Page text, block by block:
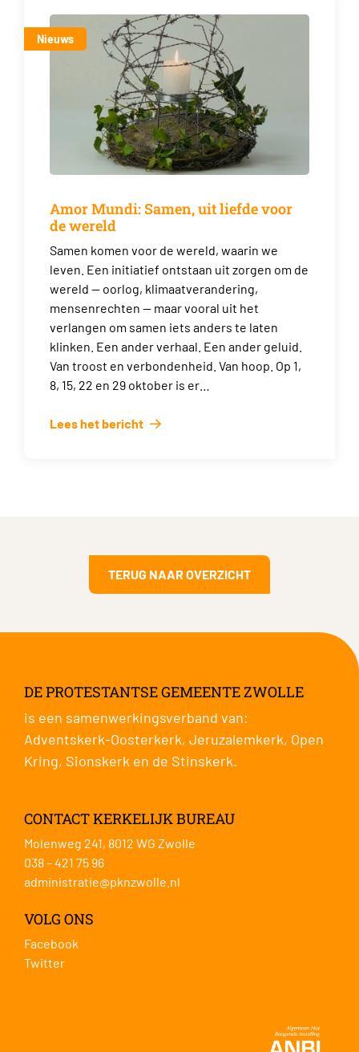
Nieuws
Amor Mundi: Samen, uit liefde voor
de wereld
Samen komen voor de wereld, waarin we
leven. Een initiatief ontstaan uit zorgen om de
wereld — oorlog, klimaatverandering,
mensenrechten — maar vooral uit het
verlangen om samen iets anders te laten
klinken. Een ander verhaal. Een ander geluid.
Van troost en verbondenheid. Van hoop. Op 1,
8, 15, 22 en 29 oktober is er…
Lees het bericht
TERUG NAAR OVERZICHT
DE PROTESTANTSE GEMEENTE ZWOLLE
is een samenwerkingsverband van:
Adventskerk-Oosterkerk, Jeruzalemkerk, Open
Kring, Sionskerk en de Stinskerk.
CONTACT KERKELIJK BUREAU
Molenweg 241, 8012 WG Zwolle
038 – 421 75 96
administratie@pknzwolle.nl
VOLG ONS
Facebook
Twitter